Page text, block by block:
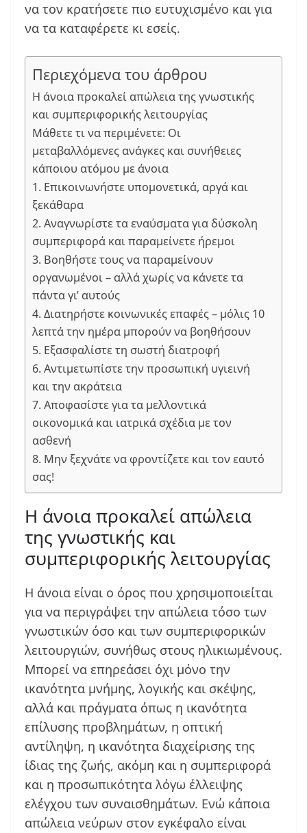
να τον κρατήσετε πιο ευτυχισμένο και για
να τα καταφέρετε κι εσείς.
Περιεχόμενα του άρθρου
Η άνοια προκαλεί απώλεια της γνωστικής
και συμπεριφορικής λειτουργίας
Μάθετε τι να περιμένετε: Οι
μεταβαλλόμενες ανάγκες και συνήθειες
κάποιου ατόμου με άνοια
1. Επικοινωνήστε υπομονετικά, αργά και
ξεκάθαρα
2. Αναγνωρίστε τα εναύσματα για δύσκολη
συμπεριφορά και παραμείνετε ήρεμοι
3. Βοηθήστε τους να παραμείνουν
οργανωμένοι – αλλά χωρίς να κάνετε τα
πάντα γι’ αυτούς
4. Διατηρήστε κοινωνικές επαφές – μόλις 10
λεπτά την ημέρα μπορούν να βοηθήσουν
5. Εξασφαλίστε τη σωστή διατροφή
6. Αντιμετωπίστε την προσωπική υγιεινή
και την ακράτεια
7. Αποφασίστε για τα μελλοντικά
οικονομικά και ιατρικά σχέδια με τον
ασθενή
8. Μην ξεχνάτε να φροντίζετε και τον εαυτό
σας!
Η άνοια προκαλεί απώλεια
της γνωστικής και
συμπεριφορικής λειτουργίας
Η άνοια είναι ο όρος που χρησιμοποιείται
για να περιγράψει την απώλεια τόσο των
γνωστικών όσο και των συμπεριφορικών
λειτουργιών, συνήθως στους ηλικιωμένους.
Μπορεί να επηρεάσει όχι μόνο την
ικανότητα μνήμης, λογικής και σκέψης,
αλλά και πράγματα όπως η ικανότητα
επίλυσης προβλημάτων, η οπτική
αντίληψη, η ικανότητα διαχείρισης της
ίδιας της ζωής, ακόμη και η συμπεριφορά
και η προσωπικότητα λόγω έλλειψης
ελέγχου των συναισθημάτων. Ενώ κάποια
απώλεια νεύρων στον εγκέφαλο είναι